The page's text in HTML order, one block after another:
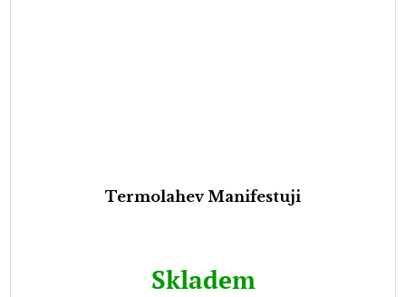
Termolahev Manifestuji
Skladem